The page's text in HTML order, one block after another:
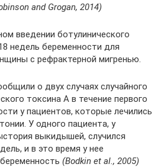
and Grogan, 2014)
введении ботулинического
недель беременности для
с рефрактерной мигренью.
о двух случаях случайного
токсина А в течение первого
у пациентов, которые лечились
У одного пациента, у
выкидышей, случился
и в это время у нее
(Bodkin et al., 2005)